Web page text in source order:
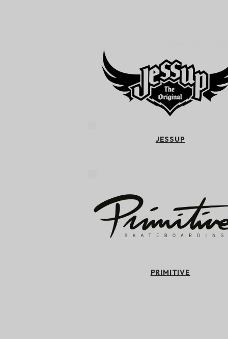
JESSUP
PRIMITIVE